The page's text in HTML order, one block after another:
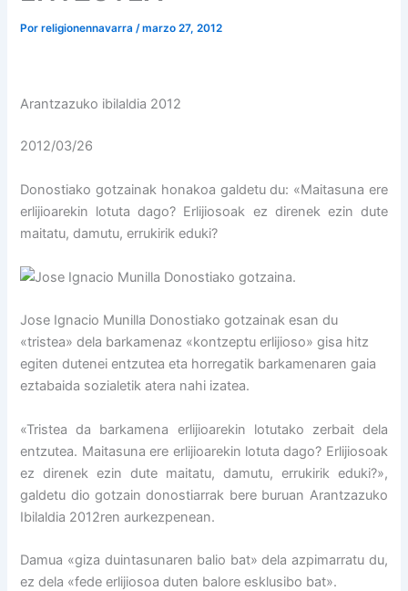
Porreligionennavarra/marzo 27, 2012
Arantzazuko ibilaldia 2012
2012/03/26
Donostiako gotzainak honakoa galdetu du: «Maitasuna ere
erlijioarekin lotuta dago? Erlijiosoak ez direnek ezin dute
maitatu, damutu, errukirik eduki?
Jose Ignacio Munilla Donostiako gotzainak esan du
«tristea» dela barkamenaz «kontzeptu erlijioso» gisa hitz
egiten dutenei entzutea eta horregatik barkamenaren gaia
eztabaida sozialetik atera nahi izatea.
«Tristea da barkamena erlijioarekin lotutako zerbait dela
entzutea. Maitasuna ere erlijioarekin lotuta dago? Erlijiosoak
ez direnek ezin dute maitatu, damutu, errukirik eduki?»,
galdetu dio gotzain donostiarrak bere buruan Arantzazuko
Ibilaldia 2012ren aurkezpenean.
Damua «giza duintasunaren balio bat» dela azpimarratu du,
ez dela «fede erlijiosoa duten balore esklusibo bat».